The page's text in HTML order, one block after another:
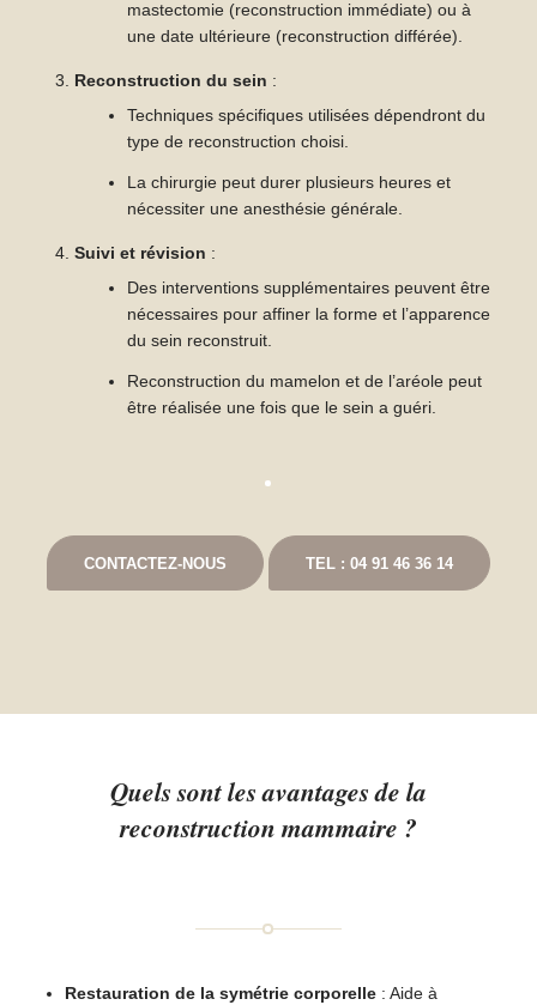
mastectomie (reconstruction immédiate) ou à
une date ultérieure (reconstruction différée).
Reconstruction du sein :
Techniques spécifiques utilisées dépendront du
type de reconstruction choisi.
La chirurgie peut durer plusieurs heures et
nécessiter une anesthésie générale.
Suivi et révision :
Des interventions supplémentaires peuvent être
nécessaires pour affiner la forme et l’apparence
du sein reconstruit.
Reconstruction du mamelon et de l’aréole peut
être réalisée une fois que le sein a guéri.
CONTACTEZ-NOUS TEL : 04 91 46 36 14
Quels sont les avantages de la
reconstruction mammaire ?
Restauration de la symétrie corporelle : Aide à